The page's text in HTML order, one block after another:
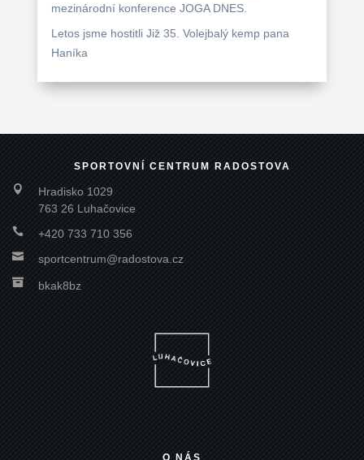
mezinárodní konference JOGA DNES.
Letos jsme hostitli Již 35. Volejbalý kemp pana
Haníka
SPORTOVNÍ CENTRUM RADOSTOVA

Hradisko 1029
763 26 Luhačovice
 +420 733 710 356
 sportcentrum@radostova.cz
 bkak8bz
O NÁS